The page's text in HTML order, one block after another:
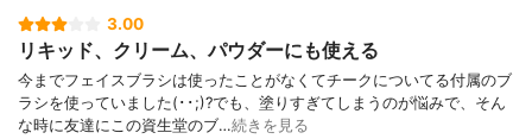
3.00
リキッド、クリーム、パウダーにも使える
今までフェイスブラシは使ったことがなくてチークについてる付属のブ
ラシを使っていました(･･;)?でも、塗りすぎてしまうのが悩みで、そん
な時に友達にこの資生堂のブ…続きを見る